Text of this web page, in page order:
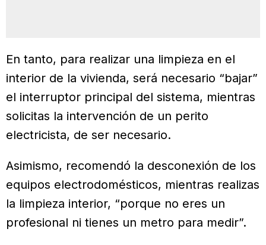
En tanto, para realizar una limpieza en el
interior de la vivienda, será necesario “bajar”
el interruptor principal del sistema, mientras
solicitas la intervención de un perito
electricista, de ser necesario.
Asimismo, recomendó la desconexión de los
equipos electrodomésticos, mientras realizas
la limpieza interior, “porque no eres un
profesional ni tienes un metro para medir”.